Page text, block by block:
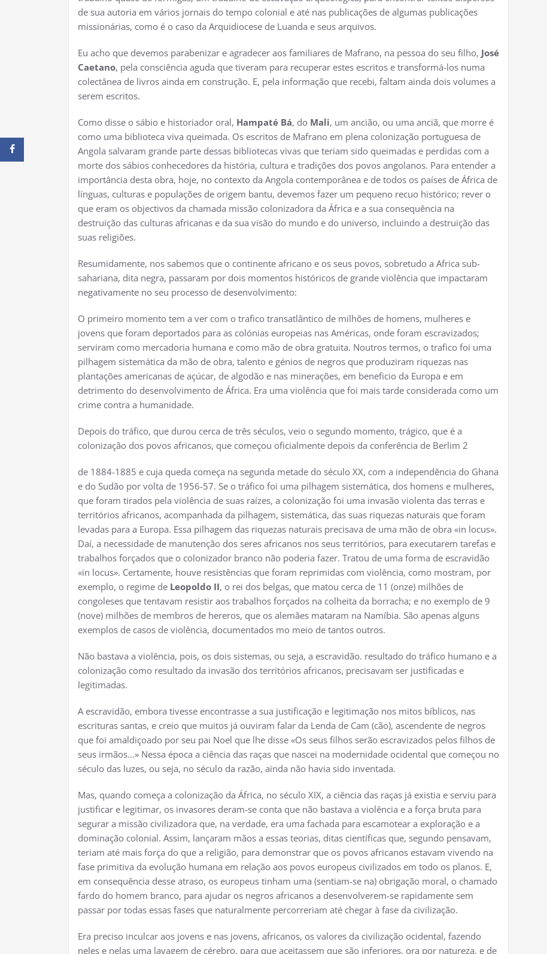
de sua autoria em vários jornais do tempo colonial e até nas publicações de algumas publicações
missionárias, como é o caso da Arquidiocese de Luanda e seus arquivos.
Eu acho que devemos parabenizar e agradecer aos familiares de Mafrano, na pessoa do seu filho, José
Caetano, pela consciência aguda que tiveram para recuperar estes escritos e transformá-los numa
colectânea de livros ainda em construção. E, pela informação que recebi, faltam ainda dois volumes a
serem escritos.
Como disse o sábio e historiador oral, Hampaté Bá, do Mali, um ancião, ou uma anciã, que morre é
como uma biblioteca viva queimada. Os escritos de Mafrano em plena colonização portuguesa de
Angola salvaram grande parte dessas bibliotecas vivas que teriam sido queimadas e perdidas com a
morte dos sábios conhecedores da história, cultura e tradições dos povos angolanos. Para entender a
importância desta obra, hoje, no contexto da Angola contemporânea e de todos os países de África de
línguas, culturas e populações de origem bantu, devemos fazer um pequeno recuo histórico; rever o
que eram os objectivos da chamada missão colonizadora da África e a sua consequência na
destruição das culturas africanas e da sua visão do mundo e do universo, incluindo a destruição das
suas religiões.
Resumidamente, nos sabemos que o continente africano e os seus povos, sobretudo a Africa sub-
sahariana, dita negra, passaram por dois momentos históricos de grande violência que impactaram
negativamente no seu processo de desenvolvimento:
O primeiro momento tem a ver com o trafico transatlântico de milhões de homens, mulheres e
jovens que foram deportados para as colónias europeias nas Américas, onde foram escravizados;
serviram como mercadoria humana e como mão de obra gratuita. Noutros termos, o trafico foi uma
pilhagem sistemática da mão de obra, talento e génios de negros que produziram riquezas nas
plantações americanas de açúcar, de algodão e nas minerações, em beneficio da Europa e em
detrimento do desenvolvimento de África. Era uma violência que foi mais tarde considerada como um
crime contra a humanidade.
Depois do tráfico, que durou cerca de três séculos, veio o segundo momento, trágico, que é a
colonização dos povos africanos, que começou oficialmente depois da conferência de Berlim 2
de 1884-1885 e cuja queda começa na segunda metade do século XX, com a independência do Ghana
e do Sudão por volta de 1956-57. Se o tráfico foi uma pilhagem sistemática, dos homens e mulheres,
que foram tirados pela violência de suas raízes, a colonização foi uma invasão violenta das terras e
territórios africanos, acompanhada da pilhagem, sistemática, das suas riquezas naturais que foram
levadas para a Europa. Essa pilhagem das riquezas naturais precisava de uma mão de obra «in locus».
Daí, a necessidade de manutenção dos seres africanos nos seus territórios, para executarem tarefas e
trabalhos forçados que o colonizador branco não poderia fazer. Tratou de uma forma de escravidão
«in locus». Certamente, houve resistências que foram reprimidas com violência, como mostram, por
exemplo, o regime de Leopoldo II, o rei dos belgas, que matou cerca de 11 (onze) milhões de
congoleses que tentavam resistir aos trabalhos forçados na colheita da borracha; e no exemplo de 9
(nove) milhões de membros de hereros, que os alemães mataram na Namíbia. São apenas alguns
exemplos de casos de violência, documentados mo meio de tantos outros.
Não bastava a violência, pois, os dois sistemas, ou seja, a escravidão. resultado do tráfico humano e a
colonização como resultado da invasão dos territórios africanos, precisavam ser justificadas e
legitimadas.
A escravidão, embora tivesse encontrasse a sua justificação e legitimação nos mitos bíblicos, nas
escrituras santas, e creio que muitos já ouviram falar da Lenda de Cam (cão), ascendente de negros
que foi amaldiçoado por seu pai Noel que lhe disse «Os seus filhos serão escravizados pelos filhos de
seus irmãos…» Nessa época a ciência das raças que nascei na modernidade ocidental que começou no
século das luzes, ou seja, no século da razão, ainda não havia sido inventada.
Mas, quando começa a colonização da África, no século XIX, a ciência das raças já existia e serviu para
justificar e legitimar, os invasores deram-se conta que não bastava a violência e a força bruta para
segurar a missão civilizadora que, na verdade, era uma fachada para escamotear a exploração e a
dominação colonial. Assim, lançaram mãos a essas teorias, ditas científicas que, segundo pensavam,
teriam até mais força do que a religião, para demonstrar que os povos africanos estavam vivendo na
fase primitiva da evolução humana em relação aos povos europeus civilizados em todo os planos. E,
em consequência desse atraso, os europeus tinham uma (sentiam-se na) obrigação moral, o chamado
fardo do homem branco, para ajudar os negros africanos a desenvolverem-se rapidamente sem
passar por todas essas fases que naturalmente percorreriam até chegar à fase da civilização.
Era preciso inculcar aos jovens e nas jovens, africanos, os valores da civilização ocidental, fazendo
neles e nelas uma lavagem de cérebro, para que aceitassem que são inferiores, ora por natureza, e de